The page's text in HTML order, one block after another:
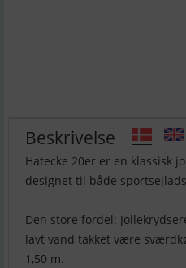
Beskrivelse
Hatecke 20er er en klassisk
designet til både
Den store fordel:
lavt vand takket være
1,50 m.